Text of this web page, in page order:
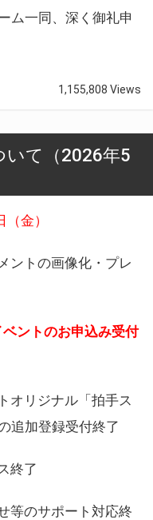
ム一同、深く御礼申
1,155,808 Views
いて（2026年5
金）
ントの画像化・プレ
ントのお申込み受付
オリジナル「拍手ス
追加登録受付終了
終了
等のサポート対応終